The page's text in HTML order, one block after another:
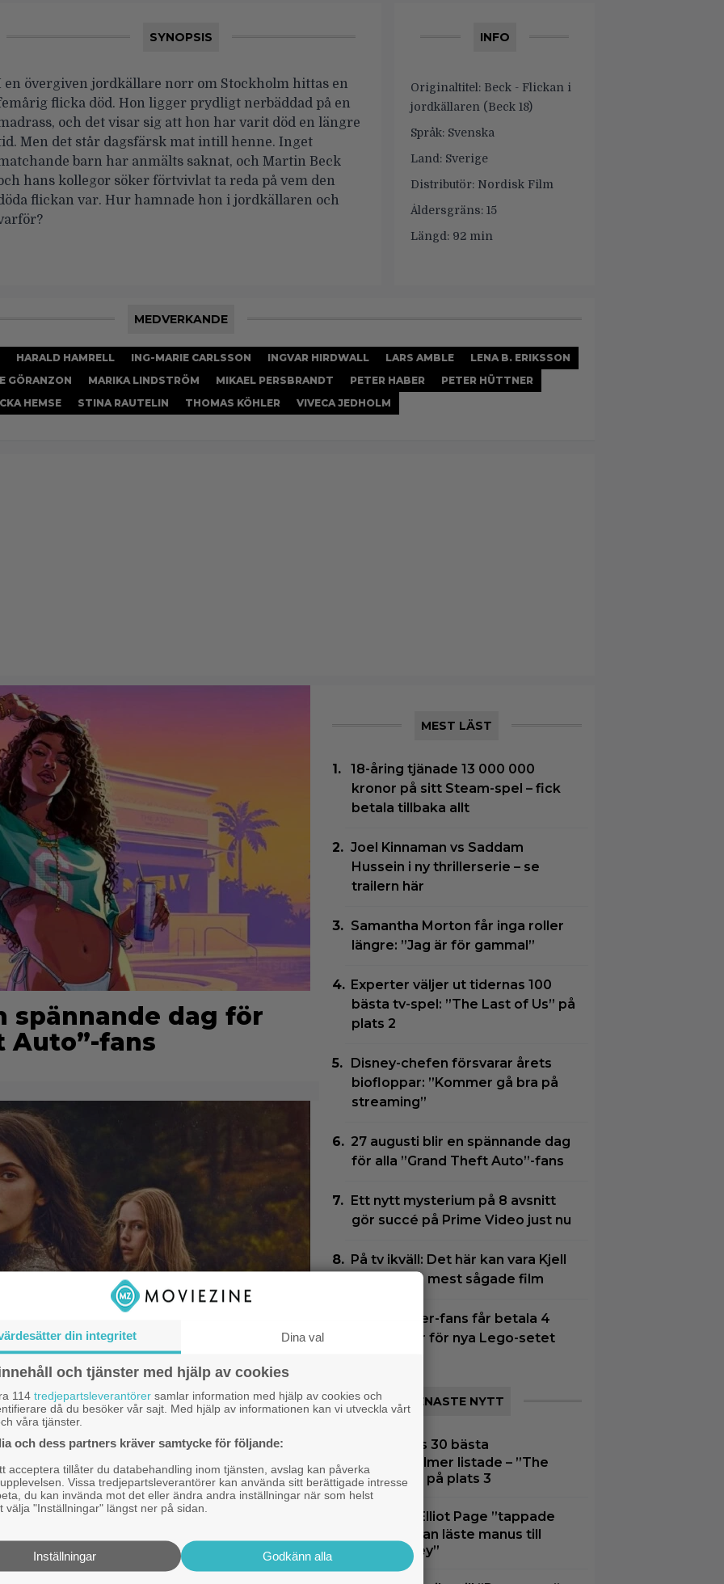
SYNOPSIS
en övergiven jordkällare norr om Stockholm hittas en
flicka död. Hon ligger prydligt nerbäddad på en
och det visar sig att hon har varit död en längre
Men det står dagsfärsk mat intill henne. Inget
barn har anmälts saknat, och Martin Beck
hans kollegor söker förtvivlat ta reda på vem den
flickan var. Hur hamnade hon i jordkällaren och
INFO
Originaltitel: Beck - Flickan i
jordkällaren (Beck 18)
Språk: Svenska
Land: Sverige
Distributör: Nordisk Film
Åldersgräns: 15
Längd: 92 min
MEDVERKANDE
HARALD HAMRELL ING-MARIE CARLSSON INGVAR HIRDWALL LARS AMBLE
LENA B. ERIKSSON
GÖRANZON MARIKA LINDSTRÖM MIKAEL PERSBRANDT PETER HABER
PETER HÜTTNER
HEMSE
STINA RAUTELIN THOMAS KÖHLER VIVECA JEDHOLM
spännande dag för
Auto”-fans
på 8 avsnitt gör
just nu
MEST LÄST
18-åring tjänade 13 000 000
kronor på sitt Steam-spel – fick
betala tillbaka allt
Joel Kinnaman vs Saddam
Hussein i ny thrillerserie – se
trailern här
Samantha Morton får inga roller
längre: ”Jag är för gammal”
Experter väljer ut tidernas 100
bästa tv-spel: ”The Last of Us” på
plats 2
Disney-chefen försvarar årets
biofloppar: ”Kommer gå bra på
streaming”
27 augusti blir en spännande dag
för alla ”Grand Theft Auto”-fans
Ett nytt mysterium på 8 avsnitt
gör succé på Prime Video just nu
På tv ikväll: Det här kan vara Kjell
Bergqvists mest sågade film
Harry Potter-fans får betala 4
500 kronor för nya Lego-setet
SENASTE NYTT
Tidernas 30 bästa
superhjältefilmer listade – ”The
Dark Knight” på plats 3
Elliot Page ”tappade
andan” när han läste manus till
”The Odyssey”
din integritet Dina val
och tjänster med hjälp av cookies
114 tredjepartsleverantörer samlar information med hjälp av cookies och
då du besöker vår sajt. Med hjälp av informationen kan vi utveckla vårt
våra tjänster.
och dess partners kräver samtycke för följande:
acceptera tillåter du databehandling inom tjänsten, avslag kan påverka
Vissa tredjepartsleverantörer kan använda sitt berättigade intresse
du kan invända mot det eller ändra andra inställningar när som helst
välja "Inställningar" längst ner på sidan.
Godkänn alla
Inställningar